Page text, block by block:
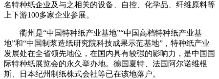
名特种纸企业及与之相关的设备、自控、化学品、纤维原料等
上下游100多家企业参展。
衢州是“中国特种纸产业基地”“中国高档特种纸产业基
地”和“中国制浆造纸研究院科技成果示范基地”，特种纸产业
发展处在全省领先地位，在国内具有较强的影响力，是中国国
际特种纸展览会的永久举办地。德国夏特、法国阿尔诺维根
斯、日本纪州制纸株式会社等已在该地落户。